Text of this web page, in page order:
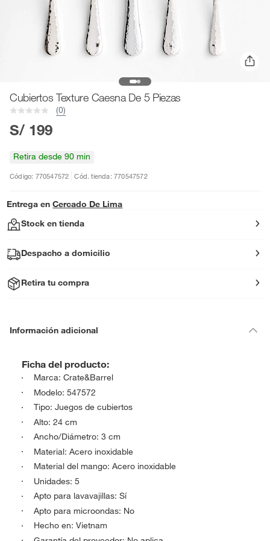
Cubiertos Texture Caesna De 5 Piezas
(0)
S/ 199
Retira desde 90 min
Código: 770547572 Cód. tienda: 770547572
Entrega en Cercado De Lima
Stock en tienda
Despacho a domicilio
Retira tu compra
Información adicional
Ficha del producto:
Marca: Crate&Barrel
Modelo: 547572
Tipo: Juegos de cubiertos
Alto: 24 cm
Ancho/Diámetro: 3 cm
Material: Acero inoxidable
Material del mango: Acero inoxidable
Unidades: 5
Apto para lavavajillas: Sí
Apto para microondas: No
Hecho en: Vietnam